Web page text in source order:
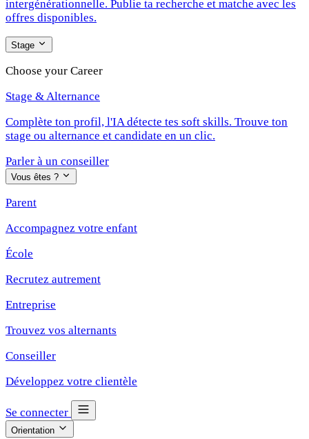
intergénérationnelle. Publie ta recherche et matche avec les
offres disponibles.
Stage
Choose your Career
Stage & Alternance
Complète ton profil, l'IA détecte tes soft skills. Trouve ton
stage ou alternance et candidate en un clic.
Parler à un conseiller
Vous êtes ?
Parent
Accompagnez votre enfant
École
Recrutez autrement
Entreprise
Trouvez vos alternants
Conseiller
Développez votre clientèle
Se connecter
Orientation